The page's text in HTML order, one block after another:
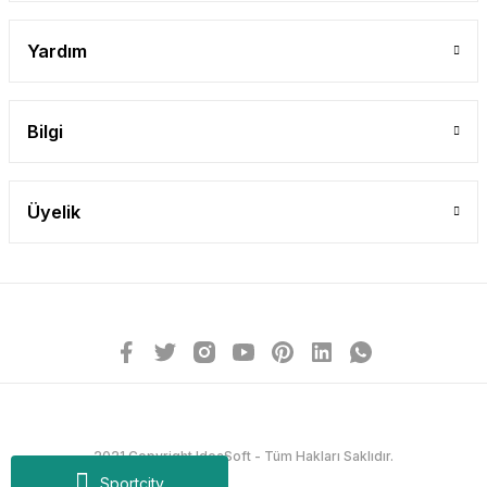
Sportcity
Yardım
Bilgi
Üyelik
2021 Copyright IdeaSoft - Tüm Hakları Saklıdır.